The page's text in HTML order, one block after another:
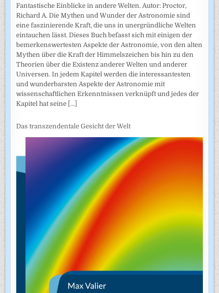
Fantastische Einblicke in andere Welten. Autor: Proctor,
Richard A. Die Mythen und Wunder der Astronomie sind
eine faszinierende Kraft, die uns in unergründliche Welten
eintauchen lässt. Dieses Buch befasst sich mit einigen der
bemerkenswertesten Aspekte der Astronomie, von den alten
Mythen über die Kraft der Himmelszeichen bis hin zu den
Theorien über die Existenz anderer Welten und anderer
Universen. In jedem Kapitel werden die interessantesten
und wunderbarsten Aspekte der Astronomie mit
wissenschaftlichen Erkenntnissen verknüpft und jedes der
Kapitel hat seine [...]
Das transzendentale Gesicht der Welt